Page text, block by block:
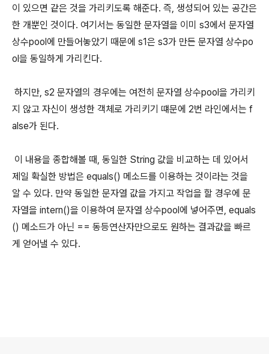
이 있으면 같은 것을 가리키도록 해준다. 즉, 생성되어 있는 공간은
한 개뿐인 것이다. 여기서는 동일한 문자열을 이미 s3에서 문자열
상수pool에 만들어놓았기 때문에 s1은 s3가 만든 문자열 상수po
ol을 동일하게 가리킨다.
하지만, s2 문자열의 경우에는 여전히 문자열 상수pool을 가리키
지 않고 자신이 생성한 객체로 가리키기 떄문에 2번 라인에서는 f
alse가 된다.
이 내용을 종합해볼 때, 동일한 String 값을 비교하는 데 있어서
제일 확실한 방법은 equals() 메소드를 이용하는 것이라는 것을
알 수 있다. 만약 동일한 문자열 값을 가지고 작업을 할 경우에 문
자열을 intern()을 이용하여 문자열 상수pool에 넣어주면, equals
() 메소드가 아닌 == 동등연산자만으로도 원하는 결과값을 빠르
게 얻어낼 수 있다.